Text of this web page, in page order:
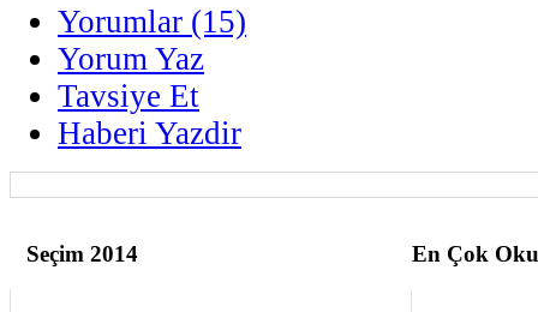
Yorumlar (15)
Yorum Yaz
Tavsiye Et
Haberi Yazdir
Seçim 2014 En Çok